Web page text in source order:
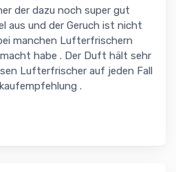
der dazu noch super gut
aus und der Geruch ist nicht
manchen Lufterfrischern
habe . Der Duft hält sehr
Lufterfrischer auf jeden Fall
.